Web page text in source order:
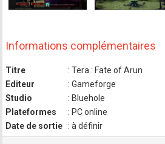
Informations complémentaires
Titre
: Tera : Fate of Arun
Editeur
: Gameforge
Studio
: Bluehole
Plateformes
: PC online
Date de sortie
: à définir